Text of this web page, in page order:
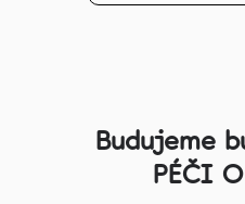
Budujeme
PÉČI